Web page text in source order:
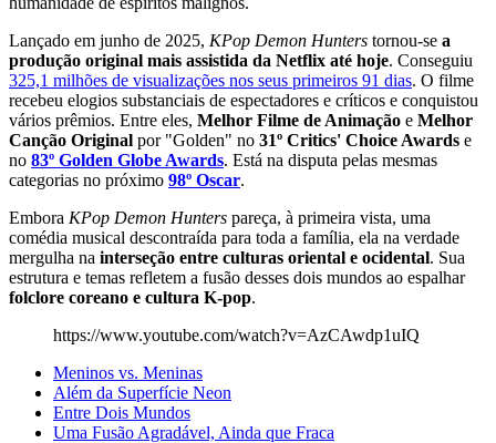
Lançado em junho de 2025, KPop Demon Hunters tornou-se a
produção original mais assistida da Netflix até hoje. Conseguiu
325,1 milhões de visualizações nos seus primeiros 91 dias. O filme
recebeu elogios substanciais de espectadores e críticos e conquistou
vários prêmios. Entre eles, Melhor Filme de Animação e Melhor
Canção Original por "Golden" no 31º Critics' Choice Awards e
no 83º Golden Globe Awards. Está na disputa pelas mesmas
categorias no próximo 98º Oscar.
Embora KPop Demon Hunters pareça, à primeira vista, uma
comédia musical descontraída para toda a família, ela na verdade
mergulha na interseção entre culturas oriental e ocidental. Sua
estrutura e temas refletem a fusão desses dois mundos ao espalhar
folclore coreano e cultura K-pop.
https://www.youtube.com/watch?v=AzCAwdp1uIQ
Meninos vs. Meninas
Além da Superfície Neon
Entre Dois Mundos
Uma Fusão Agradável, Ainda que Fraca